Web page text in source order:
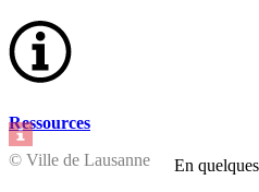
© Ville de Lausanne
Ressources
En